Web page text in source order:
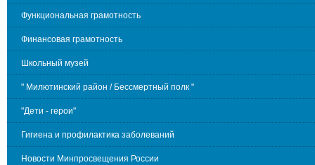
Функциональная грамотность
Финансовая грамотность
Школьный музей
" Милютинский район / Бессмертный полк "
"Дети - герои"
Гигиена и профилактика заболеваний
Новости Минпросвещения России